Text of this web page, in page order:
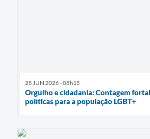
28 JUN 2026 - 08h15
Orgulho e cidadania: Contagem
políticas para a população LGBT+